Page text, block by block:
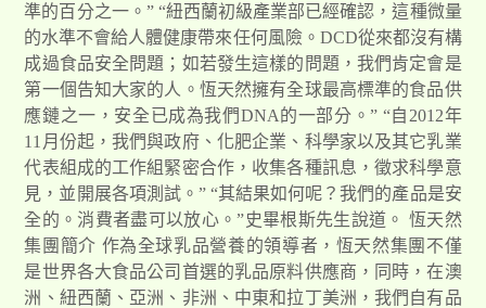
準的百分之一。” “紐西蘭初級產業部已經確認，這種微量
的水準不會給人體健康帶來任何風險。DCD從來都沒有構
成過食品安全問題；如若發生這樣的問題，我們肯定會是
第一個告知大家的人。恆天然擁有全球最高標準的食品供
應鏈之一，安全已成為我們DNA的一部分。” “自2012年
11月份起，我們與政府、化肥企業、科學家以及其它乳業
代表組成的工作組緊密合作，收集各種訊息，徵求科學意
見，並開展各項測試。” “其結果如何呢？我們的產品是安
全的。消費者盡可以放心。”史畢根斯先生說道。 恆天然
集團簡介 作為全球乳品營養的領導者，恆天然集團不僅
是世界各大食品公司首選的乳品原料供應商，同時，在澳
洲、紐西蘭、亞洲、非洲、中東和拉丁美洲，我們自有品